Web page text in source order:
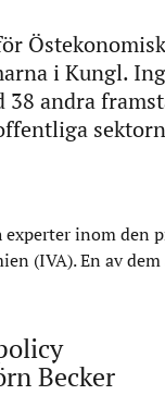
i Kungl.
andra
experter inom
(IVA). En av dem
Becker